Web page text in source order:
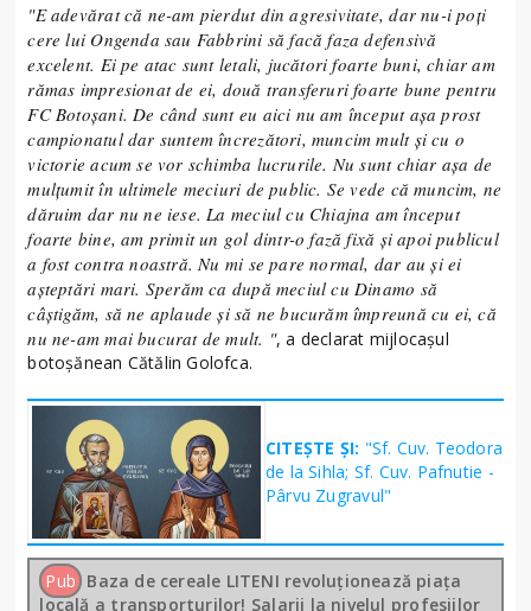
"E adevărat că ne-am pierdut din agresivitate, dar nu-i poți
cere lui Ongenda sau Fabbrini să facă faza defensivă
excelent. Ei pe atac sunt letali, jucători foarte buni, chiar am
rămas impresionat de ei, două transferuri foarte bune pentru
FC Botoșani. De când sunt eu aici nu am început așa prost
campionatul dar suntem încrezători, muncim mult și cu o
victorie acum se vor schimba lucrurile. Nu sunt chiar așa de
mulțumit în ultimele meciuri de public. Se vede că muncim, ne
dăruim dar nu ne iese. La meciul cu Chiajna am început
foarte bine, am primit un gol dintr-o fază fixă și apoi publicul
a fost contra noastră. Nu mi se pare normal, dar au și ei
așteptări mari. Sperăm ca după meciul cu Dinamo să
câștigăm, să ne aplaude și să ne bucurăm împreună cu ei, că
nu ne-am mai bucurat de mult. ", a declarat mijlocașul
botoșănean Cătălin Golofca.
CITEȘTE ȘI: "Sf. Cuv. Teodora
de la Sihla; Sf. Cuv. Pafnutie -
Pârvu Zugravul"
Pub Baza de cereale LITENI revoluționează piața
locală a transporturilor! Salarii la nivelul profesiilor